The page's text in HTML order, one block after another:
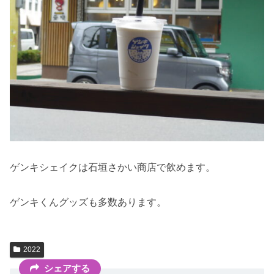
ゲンキシェイクは石垣さかい商店で飲めます。
ゲンキくんグッズも多数あります。
2022
シェアする